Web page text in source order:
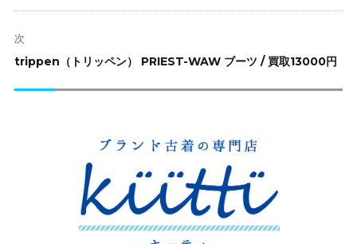
ゲ
ー
シ
ョ
ン
稿:
次
次
trippen（トリッペン） PRIEST-WAW ブーツ / 買取13000円